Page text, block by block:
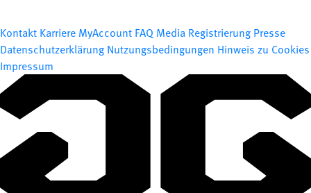
Kontakt Karriere MyAccount FAQ Media Registrierung Presse
Datenschutzerklärung Nutzungsbedingungen Hinweis zu Cookies
Impressum